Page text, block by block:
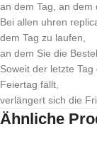
an dem Tag, an dem
Bei allen uhren
dem Tag zu laufen,
an dem Sie die
Soweit der letzte
Feiertag fällt,
verlängert sich die
Ähnliche